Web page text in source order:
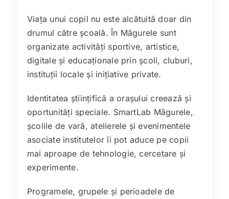
Viața unui copil nu este alcătuită doar din
drumul către școală. În Măgurele sunt
organizate activități sportive, artistice,
digitale și educaționale prin școli, cluburi,
instituții locale și inițiative private.
Identitatea științifică a orașului creează și
oportunități speciale. SmartLab Măgurele,
școlile de vară, atelierele și evenimentele
asociate institutelor îi pot aduce pe copii
mai aproape de tehnologie, cercetare și
experimente.
Programele, grupele și perioadele de